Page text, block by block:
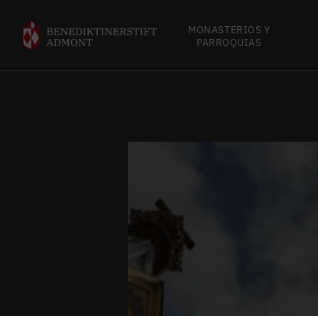
MONASTERIOS Y
PARROQUIAS